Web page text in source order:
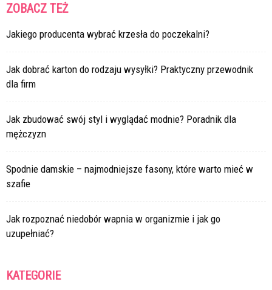
ZOBACZ TEŻ
Jakiego producenta wybrać krzesła do poczekalni?
Jak dobrać karton do rodzaju wysyłki? Praktyczny przewodnik
dla firm
Jak zbudować swój styl i wyglądać modnie? Poradnik dla
mężczyzn
Spodnie damskie – najmodniejsze fasony, które warto mieć w
szafie
Jak rozpoznać niedobór wapnia w organizmie i jak go
uzupełniać?
KATEGORIE